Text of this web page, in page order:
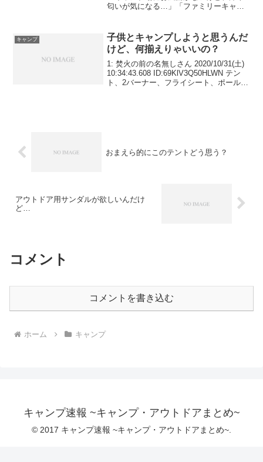
匂いが気になる…」「ファミリーキャン
ベテランまで、誰もが一度はぶつかる
「お風呂問題」。とくに夏場...
キャンプ
子供とキャンプしようと思うんだ
けど、何揃えりゃいいの？
1: 焚火の前の名無しさん 2020/10/31(土)
10:34:43.608 ID:69KlV3Q50HLWN テン
ト、2バーナー、フライシート、ポール、
おまえら的にこのテントどう思う？
アウトドア用サンダルが欲しいんだけ
ど…
コメント
コメントを書き込む
ホーム キャンプ
キャンプ速報 ~キャンプ・アウトドアまとめ~
© 2017 キャンプ速報 ~キャンプ・アウトドアまとめ~.